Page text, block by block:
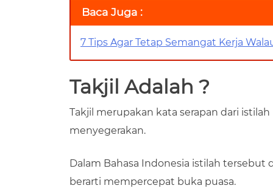
Baca Juga :
7 Tips Agar Tetap Semangat Kerja
Takjil Adalah ?
Takjil merupakan kata serapan dari
menyegerakan.
Dalam Bahasa Indonesia istilah tersebut
berarti mempercepat buka puasa.